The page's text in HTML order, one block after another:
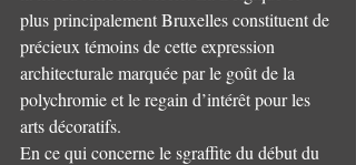
plus principalement Bruxelles constituent de
précieux témoins de cette expression
architecturale marquée par le goût de la
polychromie et le regain d’intérêt pour les
arts décoratifs.
En ce qui concerne le sgraffite du début du